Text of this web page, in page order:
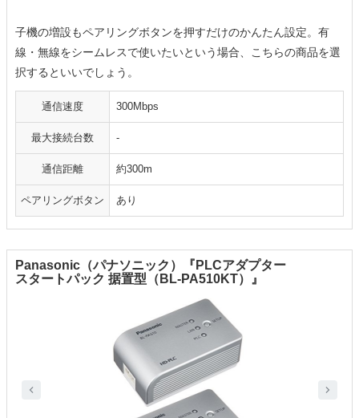
子機の増設もペアリングボタンを押すだけのかんたん設定。有
線・無線をシームレスで使いたいという場合、こちらの商品を選
択するといいでしょう。
通信速度 300Mbps
最大接続台数 -
通信距離 約300m
ペアリングボタン あり
Panasonic（パナソニック）『PLCアダプター
スタートパック 据置型（BL-PA510KT）』